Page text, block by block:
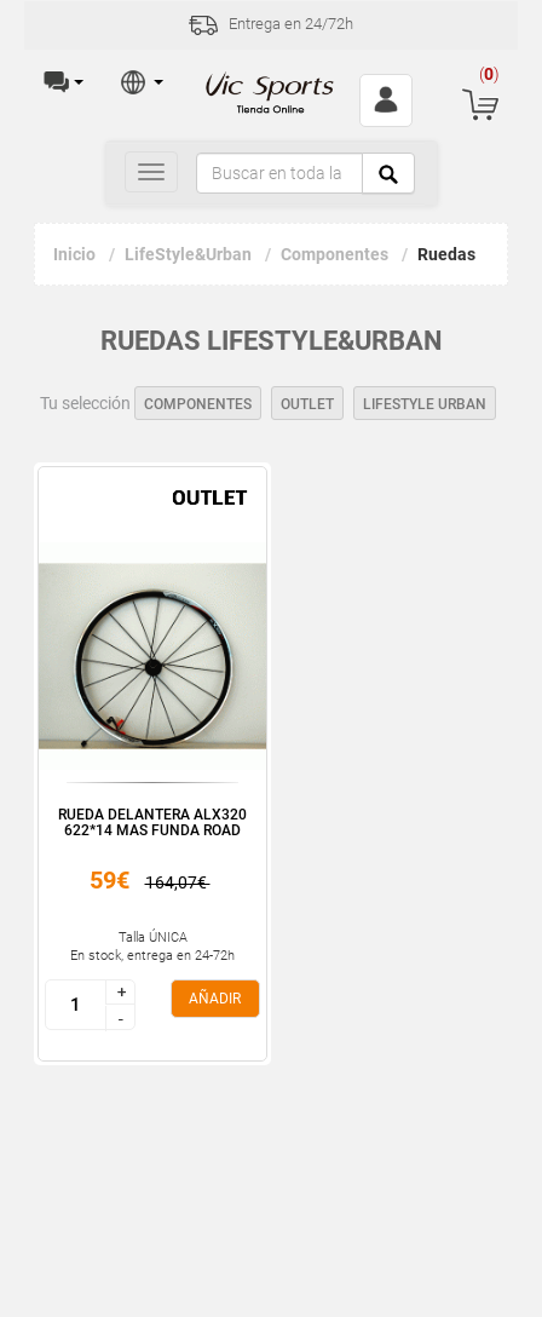
Entrega en 24/72h
(0)
Toggle
navigation
Inicio LifeStyle&Urban Componentes Ruedas
RUEDAS LIFESTYLE&URBAN
Tu selección COMPONENTES OUTLET LIFESTYLE URBAN
RUEDA DELANTERA ALX320
622*14 MAS FUNDA ROAD
59€ 164,07€
Talla ÚNICA
En stock, entrega en 24-72h
+
-
+
-
AÑADIR